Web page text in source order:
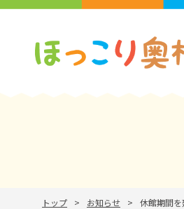
トップ お知らせ 休館期間